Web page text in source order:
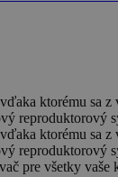
ktorému sa z
reproduktorový
ktorému sa z
reproduktorový
pre všetky vaše